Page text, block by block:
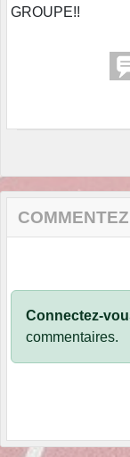
GROUPE!!
Connectez-
commentaires.